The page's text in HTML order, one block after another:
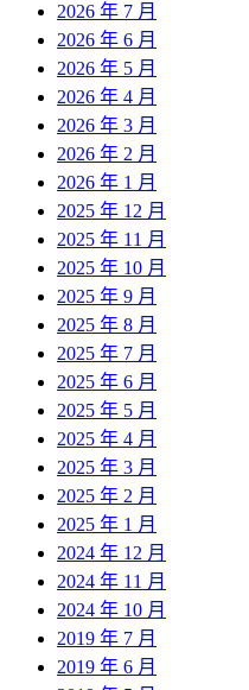
2026 年 7 月
2026 年 6 月
2026 年 5 月
2026 年 4 月
2026 年 3 月
2026 年 2 月
2026 年 1 月
2025 年 12 月
2025 年 11 月
2025 年 10 月
2025 年 9 月
2025 年 8 月
2025 年 7 月
2025 年 6 月
2025 年 5 月
2025 年 4 月
2025 年 3 月
2025 年 2 月
2025 年 1 月
2024 年 12 月
2024 年 11 月
2024 年 10 月
2019 年 7 月
2019 年 6 月